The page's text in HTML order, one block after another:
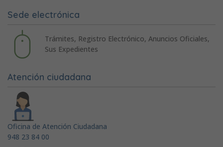
Sede electrónica
Trámites, Registro Electrónico, Anuncios Oficiales,
Sus Expedientes
Atención ciudadana
Oficina de Atención Ciudadana
948 23 84 00